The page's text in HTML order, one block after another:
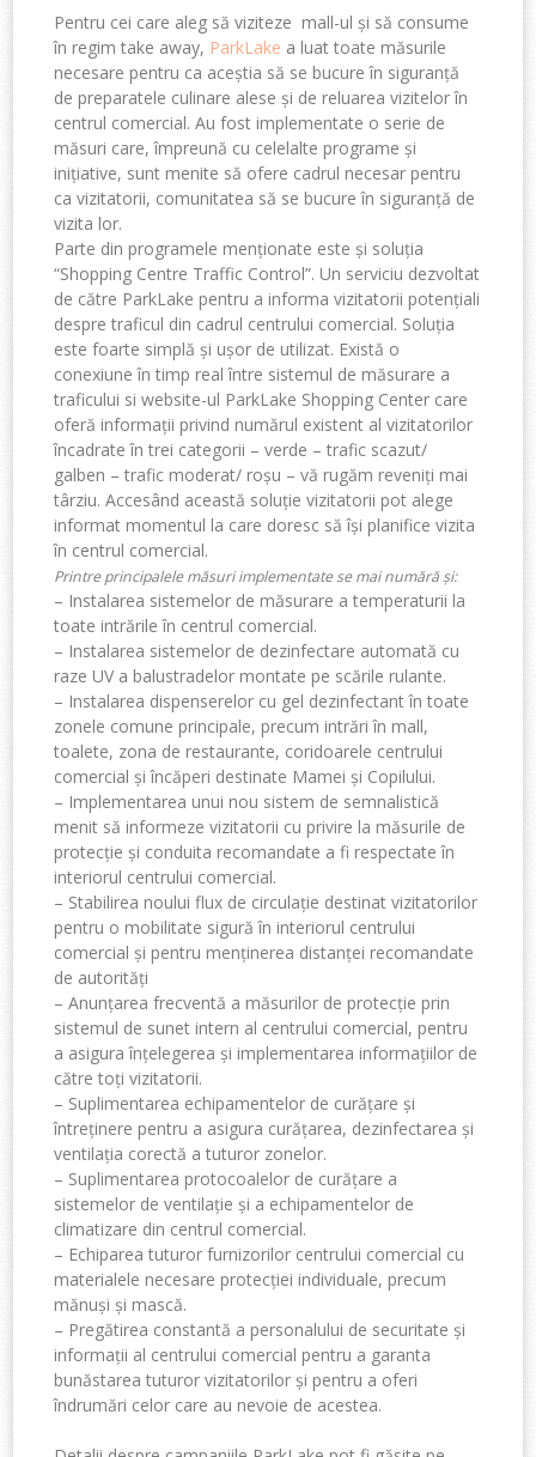
Pentru cei care aleg să viziteze mall-ul și să consume
în regim take away, ParkLake a luat toate măsurile
necesare pentru ca aceștia să se bucure în siguranță
de preparatele culinare alese și de reluarea vizitelor în
centrul comercial. Au fost implementate o serie de
măsuri care, împreună cu celelalte programe și
inițiative, sunt menite să ofere cadrul necesar pentru
ca vizitatorii, comunitatea să se bucure în siguranță de
vizita lor.
Parte din programele menționate este și soluția
“Shopping Centre Traffic Control”. Un serviciu dezvoltat
de către ParkLake pentru a informa vizitatorii potențiali
despre traficul din cadrul centrului comercial. Soluția
este foarte simplă și ușor de utilizat. Există o
conexiune în timp real între sistemul de măsurare a
traficului si website-ul ParkLake Shopping Center care
oferă informații privind numărul existent al vizitatorilor
încadrate în trei categorii – verde – trafic scazut/
galben – trafic moderat/ roșu – vă rugăm reveniți mai
târziu. Accesând această soluție vizitatorii pot alege
informat momentul la care doresc să își planifice vizita
în centrul comercial.
Printre principalele măsuri implementate se mai numără și:
– Instalarea sistemelor de măsurare a temperaturii la
toate intrările în centrul comercial.
– Instalarea sistemelor de dezinfectare automată cu
raze UV a balustradelor montate pe scările rulante.
– Instalarea dispenserelor cu gel dezinfectant în toate
zonele comune principale, precum intrări în mall,
toalete, zona de restaurante, coridoarele centrului
comercial și încăperi destinate Mamei și Copilului.
– Implementarea unui nou sistem de semnalistică
menit să informeze vizitatorii cu privire la măsurile de
protecție și conduita recomandate a fi respectate în
interiorul centrului comercial.
– Stabilirea noului flux de circulație destinat vizitatorilor
pentru o mobilitate sigură în interiorul centrului
comercial și pentru menținerea distanței recomandate
de autorități
– Anunțarea frecventă a măsurilor de protecție prin
sistemul de sunet intern al centrului comercial, pentru
a asigura înțelegerea și implementarea informațiilor de
către toți vizitatorii.
– Suplimentarea echipamentelor de curățare și
întreținere pentru a asigura curățarea, dezinfectarea și
ventilația corectă a tuturor zonelor.
– Suplimentarea protocoalelor de curățare a
sistemelor de ventilație și a echipamentelor de
climatizare din centrul comercial.
– Echiparea tuturor furnizorilor centrului comercial cu
materialele necesare protecției individuale, precum
mănuși și mască.
– Pregătirea constantă a personalului de securitate și
informații al centrului comercial pentru a garanta
bunăstarea tuturor vizitatorilor și pentru a oferi
îndrumări celor care au nevoie de acestea.